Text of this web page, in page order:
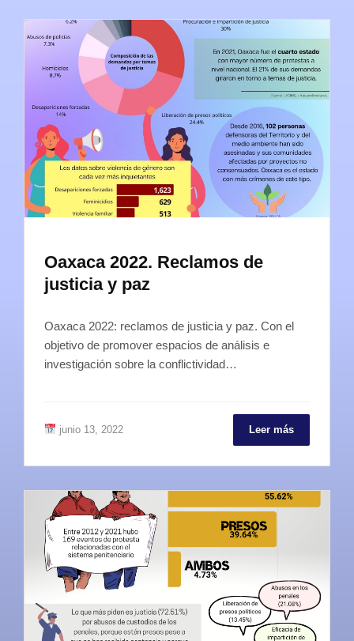
Oaxaca 2022. Reclamos de
justicia y paz
Oaxaca 2022: reclamos de justicia y paz. Con el
objetivo de promover espacios de análisis e
investigación sobre la conflictividad…
junio 13, 2022 Leer más